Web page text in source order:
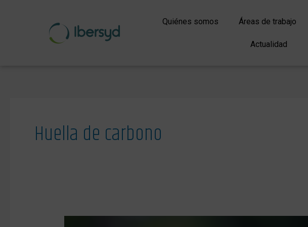
Quiénes somos Áreas de trabajo
Actualidad
Huella de carbono